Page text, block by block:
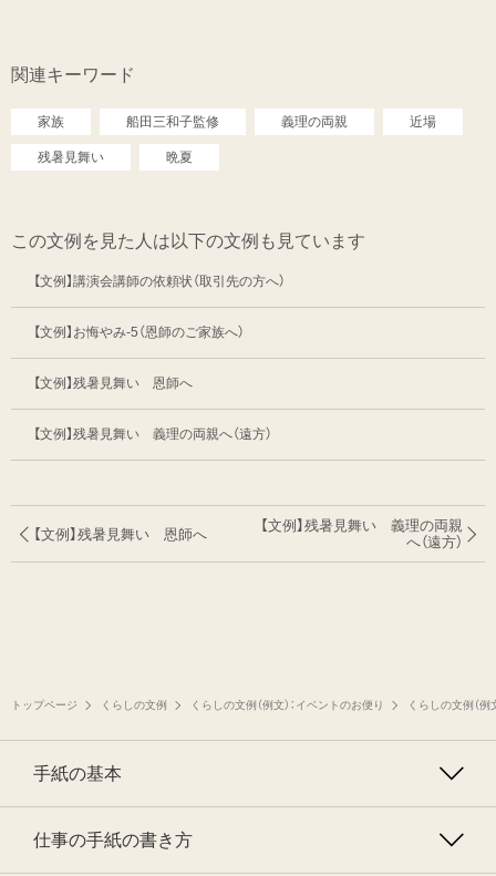
関連キーワード
家族 船田三和子監修 義理の両親 近場
残暑見舞い 晩夏
この文例を見た人は以下の文例も見ています
【文例】講演会講師の依頼状（取引先の方へ）
【文例】お悔やみ-5（恩師のご家族へ）
【文例】残暑見舞い 恩師へ
【文例】残暑見舞い 義理の両親へ（遠方）
【文例】残暑見舞い 恩師へ
【文例】残暑見舞い 義理の両親
へ（遠方）
トップページ くらしの文例 くらしの文例（例文）：イベントのお便り くらしの文例（例
手紙の基本
仕事の手紙の書き方